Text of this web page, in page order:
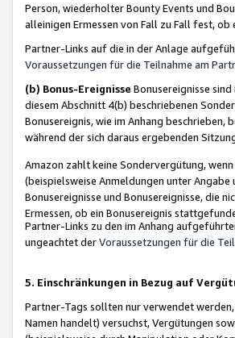
Person, wiederholter Bounty Events und
alleinigen Ermessen von Fall zu Fall fest,
Partner-Links auf die in der Anlage
Voraussetzungen für die Teilnahme am
(b) Bonus-Ereignisse Bonusereignisse
diesem Abschnitt 4(b) beschriebenen
Bonusereignis, wie im Anhang
während der sich daraus ergebenden
Amazon zahlt keine Sondervergütung,
(beispielsweise Anmeldungen unter
Bonusereignisse und Bonusereignisse, die
Ermessen, ob ein Bonusereignis
Partner-Links zu den im Anhang
ungeachtet derVoraussetzungen für die
5. Einschränkungen in Bezug auf
Partner-Tags sollten nur verwendet
Namen handelt) versuchst, Vergütungen